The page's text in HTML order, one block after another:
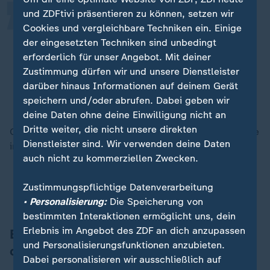
Deutschland muss als Reiseland
attraktiv bleiben und die Anpassung
an den Klimawandel sehr ernst
nehmen.
Norbert Kunz, Tourismusverband
Ohne entsprechende Maßnahmen könnten Innenstädte
im Sommer zeitweise unattraktiv für Besucher werden.
Hitzekuppel - wie entsteht sie?
Bauministerin drängt auf Umgestaltung
der Städte
und ZDFtivi präsentieren zu können, setzen wir
Cookies und vergleichbare Techniken ein. Einige
der eingesetzten Techniken sind unbedingt
erforderlich für unser Angebot. Mit deiner
Zustimmung dürfen wir und unsere Dienstleister
darüber hinaus Informationen auf deinem Gerät
speichern und/oder abrufen. Dabei geben wir
deine Daten ohne deine Einwilligung nicht an
Dritte weiter, die nicht unsere direkten
Dienstleister sind. Wir verwenden deine Daten
auch nicht zu kommerziellen Zwecken.
Zustimmungspflichtige Datenverarbeitung
• Personalisierung:Die Speicherung von
bestimmten Interaktionen ermöglicht uns, dein
Erlebnis im Angebot des ZDF an dich anzupassen
und Personalisierungsfunktionen anzubieten.
Dabei personalisieren wir ausschließlich auf